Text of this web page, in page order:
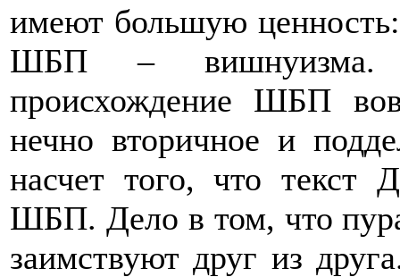
имеют большую
ШБП – вишнуизма.
происхождение ШБП
нечно вторичное и
насчет того, что текст
ШБП. Дело в том, что
заимствуют друг из